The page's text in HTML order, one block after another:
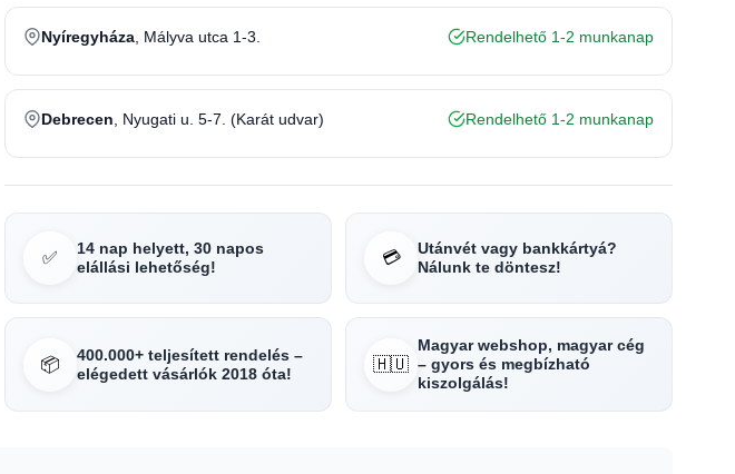
Nyíregyháza , Mályva utca 1-3. Rendelhető 1-2 munkanap
Debrecen , Nyugati u. 5-7. (Karát udvar) Rendelhető 1-2 munkanap
✅
14 nap helyett, 30 napos
elállási lehetőség!
💳
Utánvét vagy bankkártyá?
Nálunk te döntesz!
📦
400.000+ teljesített rendelés –
elégedett vásárlók 2018 óta!
🇭🇺
Magyar webshop, magyar cég
– gyors és megbízható
kiszolgálás!